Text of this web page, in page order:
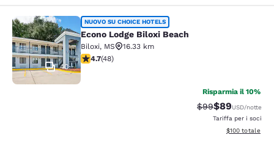
Econo Lodge Biloxi Beach
40
NUOVO SU CHOICE HOTELS
Econo Lodge Biloxi Beach
Biloxi, MS
16.33 km
Valutazione di 4.73 stelle. Eccezionale. 48 recensioni
4.7(48)
Risparmia il 10%
Tariffa di
$99Tariffa
$89USD/notte
Tariffa per i soci
Visualizza i
$100 totale